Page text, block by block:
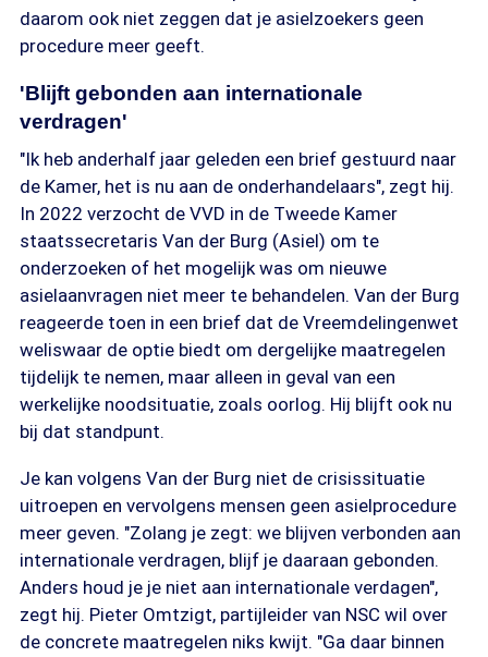
daarom ook niet zeggen dat je asielzoekers geen
procedure meer geeft.
'Blijft gebonden aan internationale
verdragen'
"Ik heb anderhalf jaar geleden een brief gestuurd naar
de Kamer, het is nu aan de onderhandelaars", zegt hij.
In 2022 verzocht de VVD in de Tweede Kamer
staatssecretaris Van der Burg (Asiel) om te
onderzoeken of het mogelijk was om nieuwe
asielaanvragen niet meer te behandelen. Van der Burg
reageerde toen in een brief dat de Vreemdelingenwet
weliswaar de optie biedt om dergelijke maatregelen
tijdelijk te nemen, maar alleen in geval van een
werkelijke noodsituatie, zoals oorlog. Hij blijft ook nu
bij dat standpunt.
Je kan volgens Van der Burg niet de crisissituatie
uitroepen en vervolgens mensen geen asielprocedure
meer geven. "Zolang je zegt: we blijven verbonden aan
internationale verdragen, blijf je daaraan gebonden.
Anders houd je je niet aan internationale verdagen",
zegt hij. Pieter Omtzigt, partijleider van NSC wil over
de concrete maatregelen niks kwijt. "Ga daar binnen